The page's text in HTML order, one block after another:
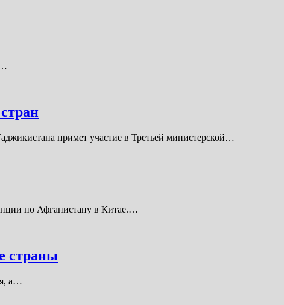
примет участие в Третьей министерской…
по Афганистану в Китае.…
страны
а…